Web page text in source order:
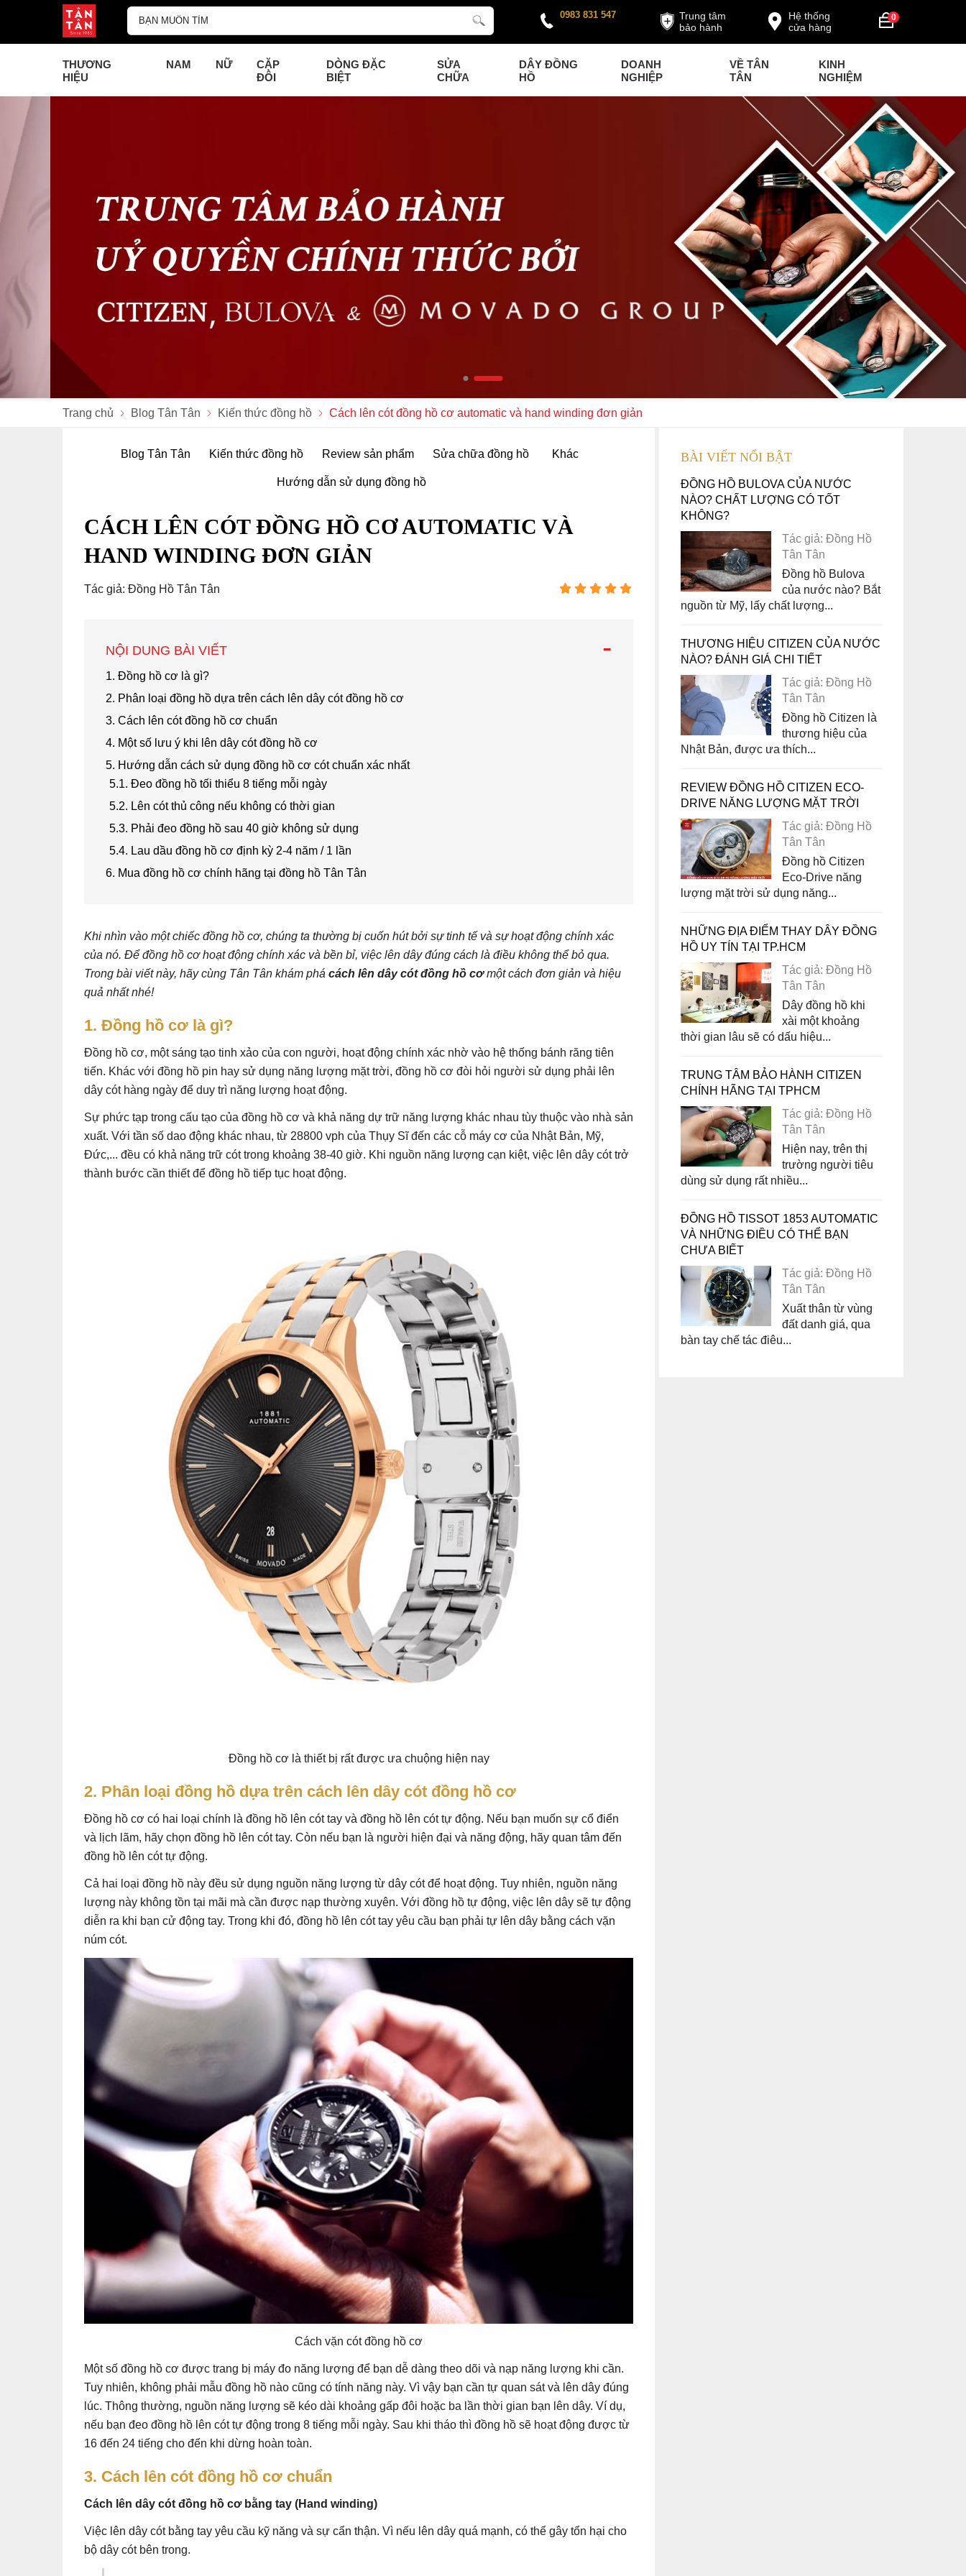
0
Hệ thống
cửa hàng
Trung tâm
bảo hành
0983 831 547
THƯƠNG
HIỆU
NAM NỮ
CẶP
ĐÔI
DÒNG ĐẶC
BIỆT
SỬA
CHỮA
DÂY ĐỒNG
HỒ
DOANH
NGHIỆP
VỀ TÂN
TÂN
KINH
NGHIỆM
Trang chủ Blog Tân Tân Kiến thức đồng hồ Cách lên cót đồng hồ cơ automatic và hand winding đơn giản
Blog Tân Tân Kiến thức đồng hồ Review sản phẩm Sửa chữa đồng hồ Khác
Hướng dẫn sử dụng đồng hồ
CÁCH LÊN CÓT ĐỒNG HỒ CƠ AUTOMATIC VÀ
HAND WINDING ĐƠN GIẢN
Tác giả: Đồng Hồ Tân Tân
-
NỘI DUNG BÀI VIẾT
1. Đồng hồ cơ là gì?
2. Phân loại đồng hồ dựa trên cách lên dây cót đồng hồ cơ
3. Cách lên cót đồng hồ cơ chuẩn
4. Một số lưu ý khi lên dây cót đồng hồ cơ
5. Hướng dẫn cách sử dụng đồng hồ cơ cót chuẩn xác nhất
5.1. Đeo đồng hồ tối thiểu 8 tiếng mỗi ngày
5.2. Lên cót thủ công nếu không có thời gian
5.3. Phải đeo đồng hồ sau 40 giờ không sử dụng
5.4. Lau dầu đồng hồ cơ định kỳ 2-4 năm / 1 lần
6. Mua đồng hồ cơ chính hãng tại đồng hồ Tân Tân
Khi nhìn vào một chiếc đồng hồ cơ, chúng ta thường bị cuốn hút bởi sự tinh tế và sự hoạt động chính xác
của nó. Để đồng hồ cơ hoạt động chính xác và bền bỉ, việc lên dây đúng cách là điều không thể bỏ qua.
Trong bài viết này, hãy cùng Tân Tân khám phá cách lên dây cót đồng hồ cơmột cách đơn giản và hiệu
quả nhất nhé!
1. Đồng hồ cơ là gì?
Đồng hồ cơ, một sáng tạo tinh xảo của con người, hoạt động chính xác nhờ vào hệ thống bánh răng tiên
tiến. Khác với đồng hồ pin hay sử dụng năng lượng mặt trời, đồng hồ cơ đòi hỏi người sử dụng phải lên
dây cót hàng ngày để duy trì năng lượng hoạt động.
Sự phức tạp trong cấu tạo của đồng hồ cơ và khả năng dự trữ năng lượng khác nhau tùy thuộc vào nhà sản
xuất. Với tần số dao động khác nhau, từ 28800 vph của Thụy Sĩ đến các cỗ máy cơ của Nhật Bản, Mỹ,
Đức,... đều có khả năng trữ cót trong khoảng 38-40 giờ. Khi nguồn năng lượng cạn kiệt, việc lên dây cót trở
thành bước cần thiết để đồng hồ tiếp tục hoạt động.
Đồng hồ cơ là thiết bị rất được ưa chuộng hiện nay
2. Phân loại đồng hồ dựa trên cách lên dây cót đồng hồ cơ
Đồng hồ cơ có hai loại chính là đồng hồ lên cót tay và đồng hồ lên cót tự động. Nếu bạn muốn sự cổ điển
và lịch lãm, hãy chọn đồng hồ lên cót tay. Còn nếu bạn là người hiện đại và năng động, hãy quan tâm đến
đồng hồ lên cót tự động.
Cả hai loại đồng hồ này đều sử dụng nguồn năng lượng từ dây cót để hoạt động. Tuy nhiên, nguồn năng
lượng này không tồn tại mãi mà cần được nạp thường xuyên. Với đồng hồ tự động, việc lên dây sẽ tự động
diễn ra khi bạn cử động tay. Trong khi đó, đồng hồ lên cót tay yêu cầu bạn phải tự lên dây bằng cách vặn
núm cót.
Cách vặn cót đồng hồ cơ
Một số đồng hồ cơ được trang bị máy đo năng lượng để bạn dễ dàng theo dõi và nạp năng lượng khi cần.
Tuy nhiên, không phải mẫu đồng hồ nào cũng có tính năng này. Vì vậy bạn cần tự quan sát và lên dây đúng
lúc. Thông thường, nguồn năng lượng sẽ kéo dài khoảng gấp đôi hoặc ba lần thời gian bạn lên dây. Ví dụ,
nếu bạn đeo đồng hồ lên cót tự động trong 8 tiếng mỗi ngày. Sau khi tháo thì đồng hồ sẽ hoạt động được từ
16 đến 24 tiếng cho đến khi dừng hoàn toàn.
3. Cách lên cót đồng hồ cơ chuẩn
Cách lên dây cót đồng hồ cơ bằng tay (Hand winding)
Việc lên dây cót bằng tay yêu cầu kỹ năng và sự cẩn thận. Vì nếu lên dây quá mạnh, có thể gây tổn hại cho
bộ dây cót bên trong.
BÀI VIẾT NỔI BẬT
ĐỒNG HỒ BULOVA CỦA NƯỚC
NÀO? CHẤT LƯỢNG CÓ TỐT
KHÔNG?
Tác giả: Đồng Hồ
Tân Tân
Đồng hồ Bulova
của nước nào? Bắt
nguồn từ Mỹ, lấy chất lượng...
THƯƠNG HIỆU CITIZEN CỦA NƯỚC
NÀO? ĐÁNH GIÁ CHI TIẾT
Tác giả: Đồng Hồ
Tân Tân
Đồng hồ Citizen là
thương hiệu của
Nhật Bản, được ưa thích...
REVIEW ĐỒNG HỒ CITIZEN ECO-
DRIVE NĂNG LƯỢNG MẶT TRỜI
Tác giả: Đồng Hồ
Tân Tân
Đồng hồ Citizen
Eco-Drive năng
lượng mặt trời sử dụng năng...
NHỮNG ĐỊA ĐIỂM THAY DÂY ĐỒNG
HỒ UY TÍN TẠI TP.HCM
Tác giả: Đồng Hồ
Tân Tân
Dây đồng hồ khi
xài một khoảng
thời gian lâu sẽ có dấu hiệu...
TRUNG TÂM BẢO HÀNH CITIZEN
CHÍNH HÃNG TẠI TPHCM
Tác giả: Đồng Hồ
Tân Tân
Hiện nay, trên thị
trường người tiêu
dùng sử dụng rất nhiều...
ĐỒNG HỒ TISSOT 1853 AUTOMATIC
VÀ NHỮNG ĐIỀU CÓ THỂ BẠN
CHƯA BIẾT
Tác giả: Đồng Hồ
Tân Tân
Xuất thân từ vùng
đất danh giá, qua
bàn tay chế tác điêu...